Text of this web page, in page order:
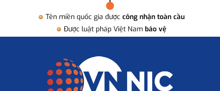
Tên miền quốc gia được công nhận toàn cầu
Được luật pháp Việt Nam bảo vệ